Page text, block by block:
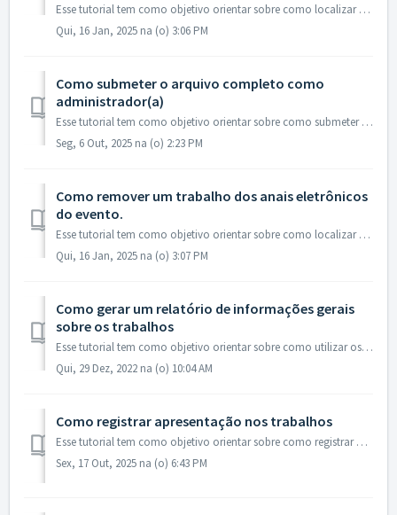
Esse tutorial tem como objetivo orientar sobre como localizar e alterar os eixos (Simpósio Temático/Grupo de Trabalho/Área temática) em trabalho submetido ...
Qui, 16 Jan, 2025 na (o) 3:06 PM
Como submeter o arquivo completo como
administrador(a)
Esse tutorial tem como objetivo orientar sobre como submeter o arquivo completo como administrador utilizando a área do inscrito. Acesse a área administ...
Seg, 6 Out, 2025 na (o) 2:23 PM
Como remover um trabalho dos anais eletrônicos
do evento.
Esse tutorial tem como objetivo orientar sobre como localizar e remover um trabalho dos anais eletrônicos do evento. Acesse a área administrativa com se...
Qui, 16 Jan, 2025 na (o) 3:07 PM
Como gerar um relatório de informações gerais
sobre os trabalhos
Esse tutorial tem como objetivo orientar sobre como utilizar os filtros do sistema e gerar um relatório de informações gerais sobre os trabalhos submetidos ...
Qui, 29 Dez, 2022 na (o) 10:04 AM
Como registrar apresentação nos trabalhos
Esse tutorial tem como objetivo orientar sobre como registrar apresentação ou não apresentação nos trabalhos submetidos no site. Registro de apresentaç...
Sex, 17 Out, 2025 na (o) 6:43 PM